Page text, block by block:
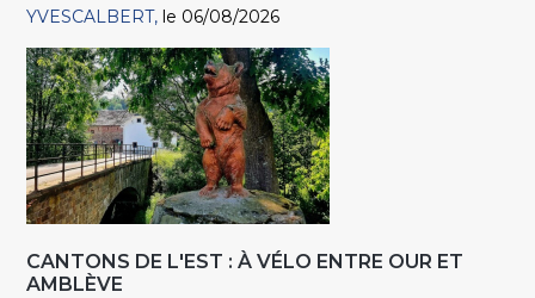
YVESCALBERT le 06/08/2026
CANTONS DE L'EST : À VÉLO ENTRE OUR ET
AMBLÈVE